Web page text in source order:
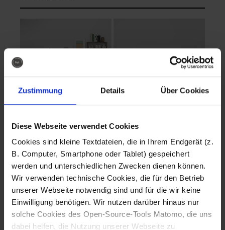
Zustimmung Details Über Cookies
Diese Webseite verwendet Cookies
Cookies sind kleine Textdateien, die in Ihrem Endgerät (z.
B. Computer, Smartphone oder Tablet) gespeichert
werden und unterschiedlichen Zwecken dienen können.
Wir verwenden technische Cookies, die für den Betrieb
unserer Webseite notwendig sind und für die wir keine
Einwilligung benötigen. Wir nutzen darüber hinaus nur
solche Cookies des Open-Source-Tools Matomo, die uns
dabei helfen, die Nutzung unserer Webseite zu
Fotografo: Lorenz
Sternbach
Download
Fotografo: Lorenz
Sternbach
Download